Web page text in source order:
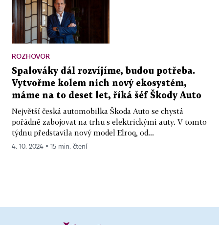
ROZHOVOR
Spalováky dál rozvíjíme, budou potřeba.
Vytvořme kolem nich nový ekosystém,
máme na to deset let, říká šéf Škody Auto
Největší česká automobilka Škoda Auto se chystá
pořádně zabojovat na trhu s elektrickými auty. V tomto
týdnu představila nový model Elroq, od...
4. 10. 2024 ▪ 15 min. čtení